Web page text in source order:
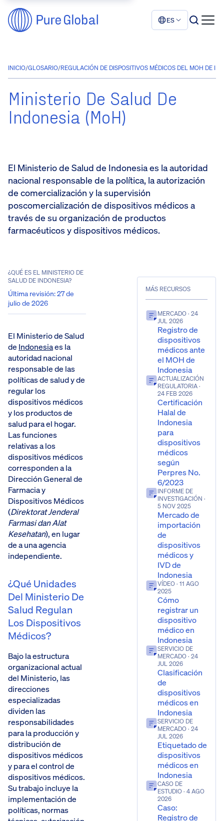
ES
INICIO/GLOSARIO/REGULACIÓN DE DISPOSITIVOS MÉDICOS DEL MOH DE
Ministerio De Salud De
Indonesia (MoH)
El Ministerio de Salud de Indonesia es la autoridad
nacional responsable de la política, la autorización
de comercialización y la supervisión
poscomercialización de dispositivos médicos a
través de su organización de productos
farmacéuticos y dispositivos médicos.
¿QUÉ ES EL MINISTERIO DE
SALUD DE INDONESIA?
Última revisión:27 de
julio de 2026
El Ministerio de Salud
de Indonesiaes la
autoridad nacional
responsable de las
políticas de salud y de
regular los
dispositivos médicos
y los productos de
salud para el hogar.
Las funciones
relativas a los
dispositivos médicos
corresponden a la
Dirección General de
Farmacia y
Dispositivos Médicos
(Direktorat Jenderal
Farmasi dan Alat
Kesehatan), en lugar
de a una agencia
independiente.
¿Qué Unidades
Del Ministerio De
Salud Regulan
Los Dispositivos
Médicos?
Bajo la estructura
organizacional actual
del Ministerio, las
direcciones
especializadas
dividen las
responsabilidades
para la producción y
distribución de
dispositivos médicos
y para el control de
dispositivos médicos.
Su trabajo incluye la
implementación de
políticas, normas
MÁS RECURSOS
MERCADO · 24
JUL 2026
Registro de
dispositivos
médicos ante
el MOH de
Indonesia
ACTUALIZACIÓN
REGULATORIA ·
24 FEB 2026
Certificación
Halal de
Indonesia
para
dispositivos
médicos
según
Perpres No.
6/2023
INFORME DE
INVESTIGACIÓN ·
5 NOV 2025
Mercado de
importación
de
dispositivos
médicos y
IVD de
Indonesia
VÍDEO · 11 AGO
2025
Cómo
registrar un
dispositivo
médico en
Indonesia
SERVICIO DE
MERCADO · 24
JUL 2026
Clasificación
de
dispositivos
médicos en
Indonesia
SERVICIO DE
MERCADO · 24
JUL 2026
Etiquetado de
dispositivos
médicos en
Indonesia
CASO DE
ESTUDIO · 4 AGO
2026
Caso:
Registro de